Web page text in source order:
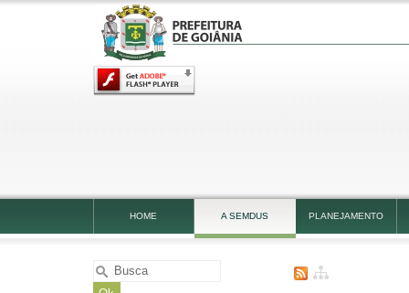
HOME A SEMDUS PLANEJAMENTO